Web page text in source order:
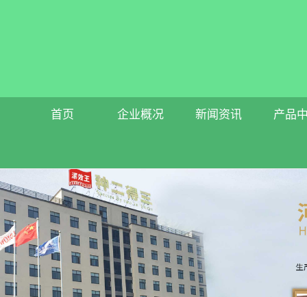
首页 企业概况 新闻资讯 产品